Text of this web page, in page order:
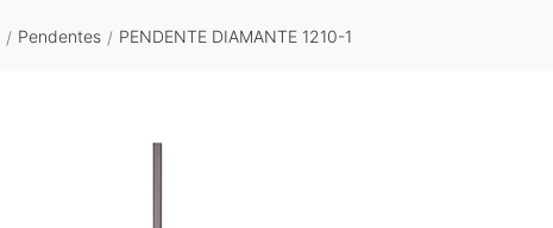
/ Pendentes / PENDENTE DIAMANTE 1210-1